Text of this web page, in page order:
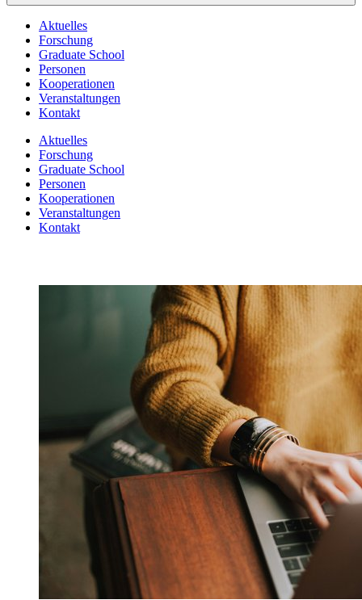
Aktuelles
Forschung
Graduate School
Personen
Kooperationen
Veranstaltungen
Kontakt
Aktuelles
Forschung
Graduate School
Personen
Kooperationen
Veranstaltungen
Kontakt